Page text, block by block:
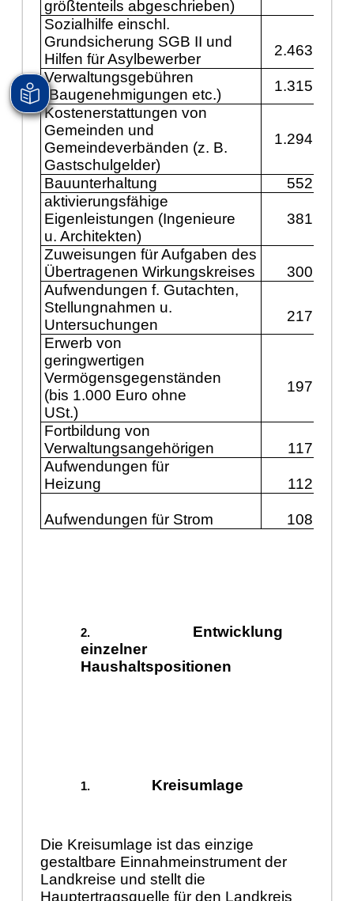
größtenteils abgeschrieben)
Sozialhilfe einschl.
Grundsicherung SGB II und
Hilfen für Asylbewerber
2.463.800
Verwaltungsgebühren
(Baugenehmigungen etc.)
1.315.600
Kostenerstattungen von
Gemeinden und
Gemeindeverbänden (z. B.
Gastschulgelder)
1.294.100
Bauunterhaltung
552.000
aktivierungsfähige
Eigenleistungen (Ingenieure
u. Architekten)
381.000
Zuweisungen für Aufgaben des
Übertragenen Wirkungskreises
300.000
Aufwendungen f. Gutachten,
Stellungnahmen u.
Untersuchungen
217.700
Erwerb von
geringwertigen
Vermögensgegenständen
(bis 1.000 Euro ohne
USt.)
197.900
Fortbildung von
Verwaltungsangehörigen
117.200
Aufwendungen für
Heizung
112.400
Aufwendungen für Strom 108.300
Entwicklung
einzelner
Haushaltspositionen
Kreisumlage
Die Kreisumlage ist das einzige
gestaltbare Einnahmeinstrument der
Landkreise und stellt die
Hauptertragsquelle für den Landkreis